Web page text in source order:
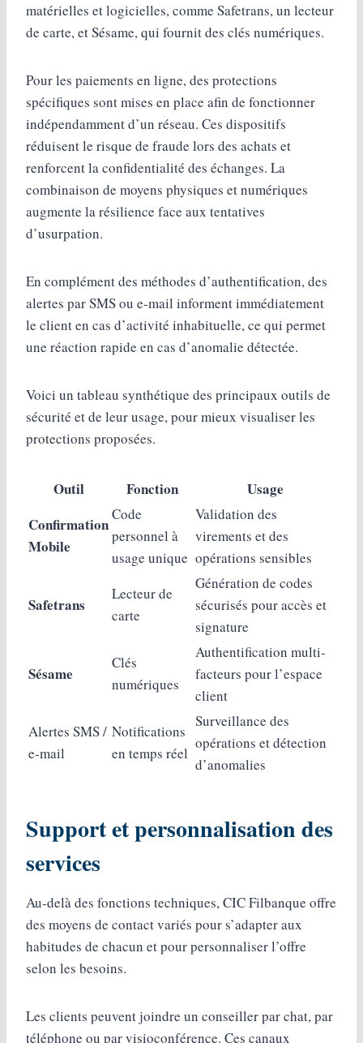
matérielles et logicielles, comme Safetrans, un lecteur
de carte, et Sésame, qui fournit des clés numériques.
Pour les paiements en ligne, des protections
spécifiques sont mises en place afin de fonctionner
indépendamment d’un réseau. Ces dispositifs
réduisent le risque de fraude lors des achats et
renforcent la confidentialité des échanges. La
combinaison de moyens physiques et numériques
augmente la résilience face aux tentatives
d’usurpation.
En complément des méthodes d’authentification, des
alertes par SMS ou e-mail informent immédiatement
le client en cas d’activité inhabituelle, ce qui permet
une réaction rapide en cas d’anomalie détectée.
Voici un tableau synthétique des principaux outils de
sécurité et de leur usage, pour mieux visualiser les
protections proposées.
Outil Fonction
Usage
Confirmation
Mobile
Code
personnel à
usage unique
Validation des
virements et des
opérations sensibles
Safetrans
Lecteur de
carte
Génération de codes
sécurisés pour accès et
signature
Sésame
Clés
numériques
Authentification multi-
facteurs pour l’espace
client
Alertes SMS /
e-mail
Notifications
en temps réel
Surveillance des
opérations et détection
d’anomalies
Support et personnalisation des
services
Au-delà des fonctions techniques, CIC Filbanque offre
des moyens de contact variés pour s’adapter aux
habitudes de chacun et pour personnaliser l’offre
selon les besoins.
Les clients peuvent joindre un conseiller par chat, par
téléphone ou par visioconférence. Ces canaux